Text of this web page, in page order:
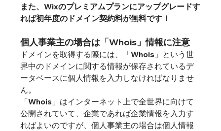
また、 Wixのプレミアムプランにアップグレードす
れば初年度のドメイン契約料が無料です！
個人事業主の場合は「Whois」情報に注意
ドメインを取得する際には、「Whois」という世
界中のドメインに関する情報が保存されているデ
ータベースに個人情報を入力しなければなりませ
ん。
「Whois」はインターネット上で全世界に向けて
公開されていて、企業であれば企業情報を入力す
ればよいのですが、個人事業主の場合は個人情報